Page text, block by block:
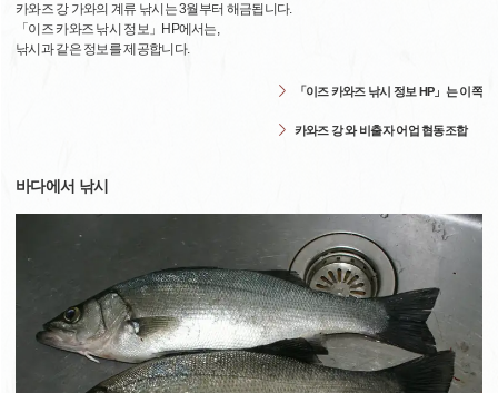
카와즈 강 가와의 계류 낚시는 3월부터 해금됩니다.
「이즈 카와즈 낚시 정보」HP에서는,
낚시과 같은 정보를 제공합니다.
「이즈 카와즈 낚시 정보 HP」는 이쪽
카와즈 강 와 비출자 어업 협동조합
바다에서 낚시